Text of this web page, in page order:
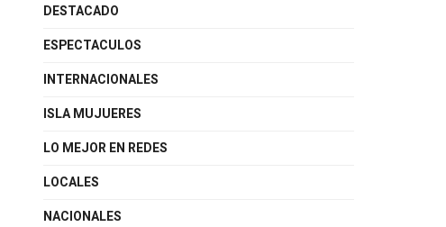
DESTACADO
ESPECTACULOS
INTERNACIONALES
ISLA MUJUERES
LO MEJOR EN REDES
LOCALES
NACIONALES